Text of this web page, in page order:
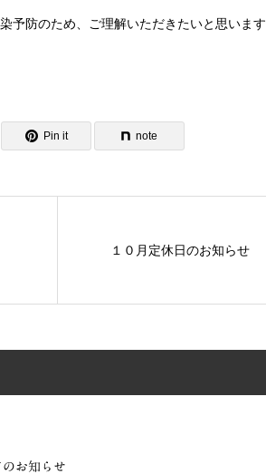
予防のため、ご理解いただきたいと思います
Pin it note
１０月定休日のお知らせ
お知らせ